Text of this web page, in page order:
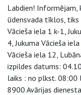
Labdien! Informējam,
ūdensvada tīklos, tiks
Vācieša iela 1 k-1,
4, Jukuma Vācieša
Vācieša iela 12,
izpildes datums:
laiks : no plkst.
8900 Avārijas